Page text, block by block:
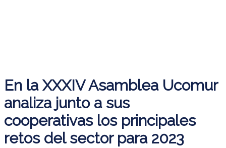
En la XXXIV Asamblea Ucomur
analiza junto a sus
cooperativas los principales
retos del sector para 2023